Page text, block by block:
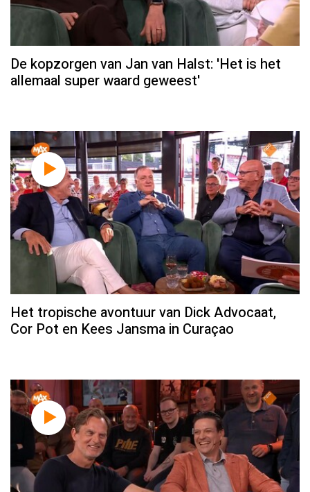
De kopzorgen van Jan van Halst: 'Het is het
allemaal super waard geweest'
Het tropische avontuur van Dick Advocaat,
Cor Pot en Kees Jansma in Curaçao